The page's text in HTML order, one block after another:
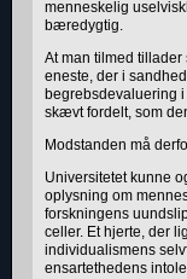
menneskelig
bæredygtig.
At man tilmed
eneste, der i
begrebsdevaluering
skævt fordelt, som
Modstanden må
Universitetet kunne
oplysning om
forskningens
celler. Et hjerte, der
individualismens
ensartethedens